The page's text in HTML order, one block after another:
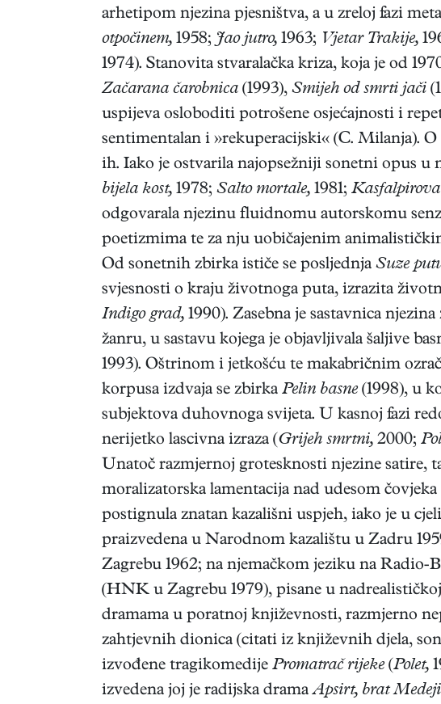
arhetipom njezina pjesništva, a u zreloj fazi
otpočinem, 1958;Jao jutro, 1963; Vjetar Trakije,
1974). Stanovita stvaralačka kriza, koja je od
Začarana čarobnica (1993), Smijeh od smrti jači
uspijeva osloboditi potrošene osjećajnosti i
sentimentalan i »rekuperacijski« (C. Milanja).
ih. Iako je ostvarila najopsežniji sonetni opus
bijela kost, 1978; Salto mortale, 1981;
odgovarala njezinu fluidnomu autorskomu
poetizmima te za nju uobičajenim
Od sonetnih zbirka ističe se posljednja Suze
svjesnosti o kraju životnoga puta, izrazita
Indigo grad, 1990). Zasebna je sastavnica
žanru, u sastavu kojega je objavljivala šaljive
1993). Oštrinom i jetkošću te makabričnim
korpusa izdvaja se zbirka Pelin basne (1998), u
subjektova duhovnoga svijeta. U kasnoj fazi
nerijetko lascivna izraza (Grijeh smrtni, 2000;
Unatoč razmjernoj grotesknosti njezine satire,
moralizatorska lamentacija nad udesom
postignula znatan kazališni uspjeh, iako je u
praizvedena u Narodnom kazalištu u Zadru
Zagrebu 1962; na njemačkom jeziku na
(HNK u Zagrebu 1979), pisane u
dramama u poratnoj književnosti, razmjerno
zahtjevnih dionica (citati iz književnih djela,
izvođene tragikomedije Promatrač rijeke (Polet,
izvedena joj je radijska dramaApsirt, brat